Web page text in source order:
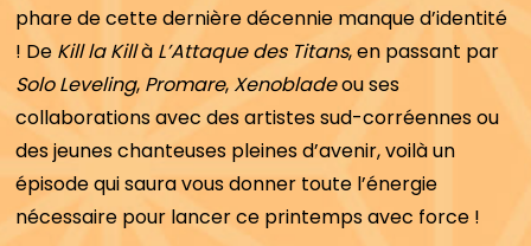
phare de cette dernière décennie manque d’identité
! De Kill la Killà L’Attaque des Titans, en passant par
Solo Leveling, Promare, Xenobladeou ses
collaborations avec des artistes sud-corréennes ou
des jeunes chanteuses pleines d’avenir, voilà un
épisode qui saura vous donner toute l’énergie
nécessaire pour lancer ce printemps avec force !